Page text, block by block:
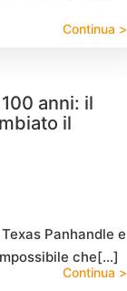
Continua >
anni: il
il
Panhandle e
che[…]
Continua >